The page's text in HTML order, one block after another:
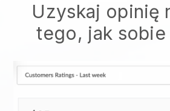
Uzyskaj opinię
tego, jak sobie